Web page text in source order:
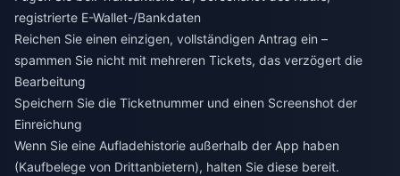
registrierte E-Wallet-/Bankdaten
Reichen Sie einen einzigen, vollständigen Antrag ein –
spammen Sie nicht mit mehreren Tickets, das verzögert die
Bearbeitung
Speichern Sie die Ticketnummer und einen Screenshot der
Einreichung
Wenn Sie eine Aufladehistorie außerhalb der App haben
(Kaufbelege von Drittanbietern), halten Sie diese bereit.